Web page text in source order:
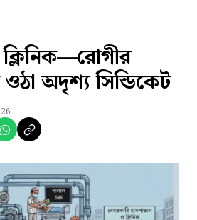
অদৃশ্য সিন্ডিকেট